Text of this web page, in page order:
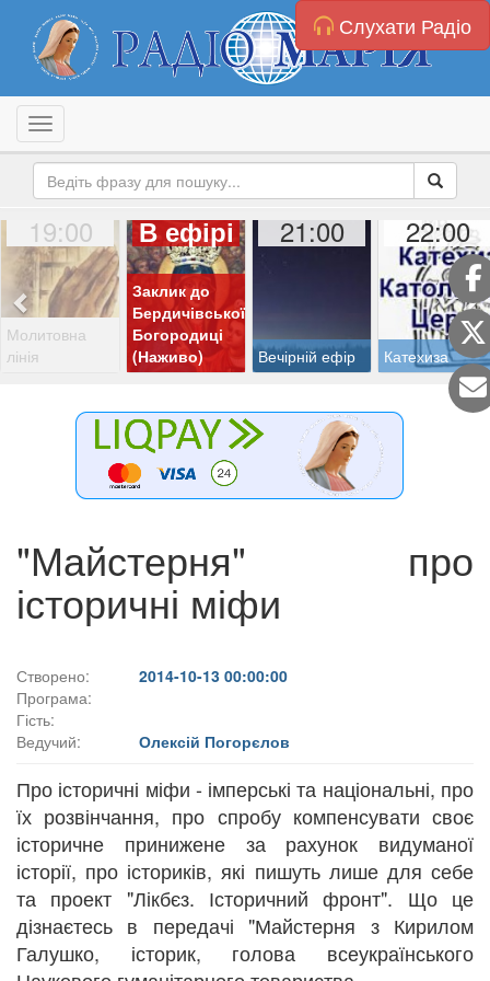
Слухати Радіо
Toggle navigation
19:00
Молитовна
лінія
В ефірі
Заклик до
Бердичівської
Богородиці
(Наживо)
21:00
Вечірній ефір
22:00
Катехиза
"Майстерня" про
історичні міфи
Створено:
2014-10-13 00:00:00
Програма:
Гість:
Ведучий:
Олексій Погорєлов
Про історичні міфи - імперські та національні, про
їх розвінчання, про спробу компенсувати своє
історичне принижене за рахунок видуманої
історії, про істориків, які пишуть лише для себе
та проект "Лікбєз. Історичний фронт". Що це
дізнаєтесь в передачі "Майстерня з Кирилом
Галушко, історик, голова всеукраїнського